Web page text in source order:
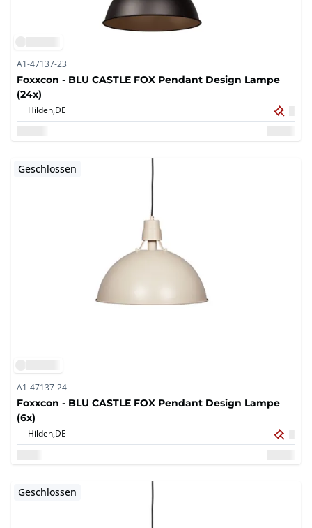
A1-47137-23
Foxxcon - BLU CASTLE FOX Pendant Design Lampe
(24x)
Hilden,DE
Geschlossen
A1-47137-24
Foxxcon - BLU CASTLE FOX Pendant Design Lampe
(6x)
Hilden,DE
Geschlossen